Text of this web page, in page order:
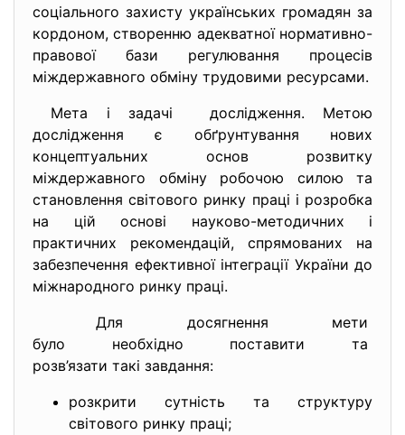
соціального захисту українських громадян за
кордоном, створенню адекватної нормативно-
правової бази регулювання процесів
міждержавного обміну трудовими ресурсами.
Мета і задачі дослідження. Метою
дослідження є обґрунтування нових
концептуальних основ розвитку
міждержавного обміну робочою силою та
становлення світового ринку праці і розробка
на цій основі науково-методичних і
практичних рекомендацій, спрямованих на
забезпечення ефективної інтеграції України до
міжнародного ринку праці.
Для досягнення мети
було необхідно поставити та
розв’язати такі завдання:
розкрити сутність та структуру
світового ринку праці;